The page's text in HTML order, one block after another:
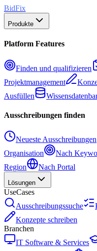
BidFix
Produkte
Platform Features
Finden und qualifizieren
Projektmanagement
Ausfüllen
Ausschreibungen finden
Neueste Ausschreibungen
Organisation
Nach
Region
Nach Portal
Lösungen
UseCases
Ausschreibungssuche
Konzepte schreiben
Branchen
IT Software & Services